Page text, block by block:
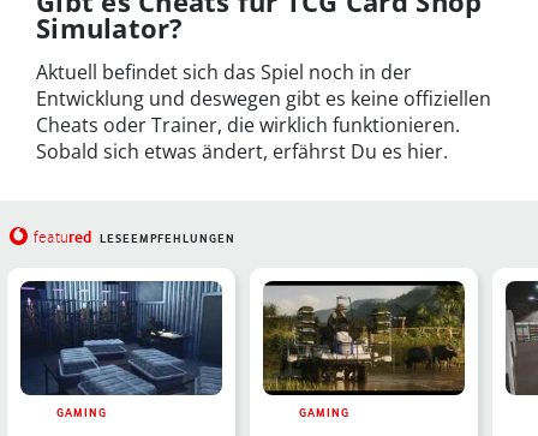
Simulator?
Aktuell befindet sich das Spiel noch in der
Entwicklung und deswegen gibt es keine offiziellen
Cheats oder Trainer, die wirklich funktionieren.
Sobald sich etwas ändert, erfährst Du es hier.
featured LESEEMPFEHLUNGEN
GAMING GAMING